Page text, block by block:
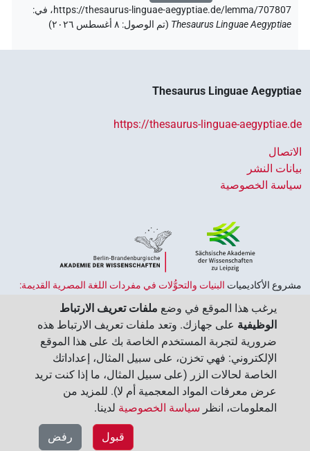
https://thesaurus-linguae-aegyptiae.de/lemma/707807، في:
Thesaurus Linguae Aegyptiae
(تم الوصول: ٨ أغسطس ٢٠٢٦ )
Thesaurus Linguae Aegyptiae
https://thesaurus-linguae-aegyptiae.de
الاتصال
بيانات النشر
سياسة الخصوصية
مشروع الأكاديميات ‏ البنيات والتحوُّلات في مفردات اللغة المصرية القديمة:
الممول من قبل الحكومة الاتحادية وحكومات الولايات بجمهورية ألمانيا
الاتحادية، وهو يهدف إلى الحفاظ على تراثنا الثقافي واسترجاعه واستكشافه.
يُنسَّق البرنامج من قِبلاتحاد الأكاديميات الألمانية للعلوم والإنسانيات‏.
يرغب هذا الموقع في وضع ملفات تعريف الارتباط
الوظيفية على جهازك. وتعد ملفات تعريف الارتباط هذه
ضرورية لتجربة المستخدم الخاصة بك على هذا الموقع
الإلكتروني: فهي تخزن، على سبيل المثال، إعداداتك
الخاصة لحالات الزر (على سبيل المثال، ما إذا كنت تريد
عرض معرفات المواد المعجمية أم لا). للمزيد من
المعلومات، انظر سياسة الخصوصية لدينا.‏
رفض قبول